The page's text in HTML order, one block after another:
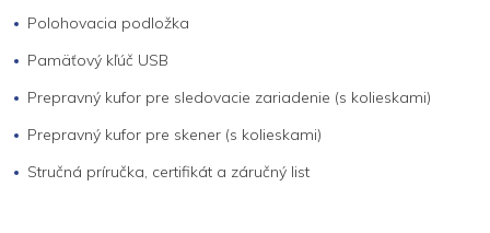
Polohovacia podložka
Pamäťový kľúč USB
Prepravný kufor pre sledovacie zariadenie (s kolieskami)
Prepravný kufor pre skener (s kolieskami)
Stručná príručka, certifikát a záručný list